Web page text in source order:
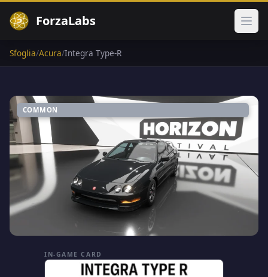
ForzaLabs Apri
Sfoglia/Acura/Integra Type-R
COMMON
IN-GAME CARD